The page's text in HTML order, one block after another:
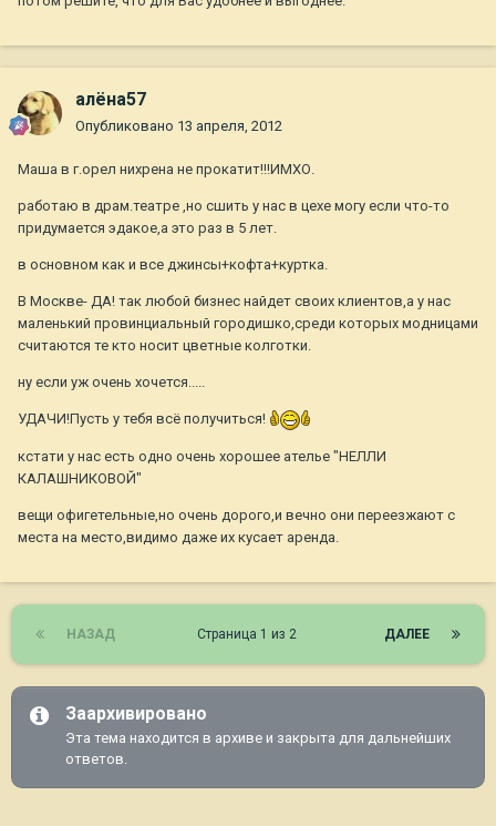
алёна57
Опубликовано 13 апреля, 2012
Маша в г.орел нихрена не прокатит!!!ИМХО.
работаю в драм.театре ,но сшить у нас в цехе могу если что-то
придумается эдакое,а это раз в 5 лет.
в основном как и все джинсы+кофта+куртка.
В Москве- ДА! так любой бизнес найдет своих клиентов,а у нас
маленький провинциальный городишко,среди которых модницами
считаются те кто носит цветные колготки.
ну если уж очень хочется.....
УДАЧИ!Пусть у тебя всё получиться!
кстати у нас есть одно очень хорошее ателье "НЕЛЛИ
КАЛАШНИКОВОЙ"
вещи офигетельные,но очень дорого,и вечно они переезжают с
места на место,видимо даже их кусает аренда.
НАЗАД ДАЛЕЕ
Страница 1 из 2
Заархивировано
Эта тема находится в архиве и закрыта для дальнейших
ответов.